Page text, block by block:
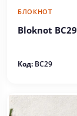
БЛОКНОТ
Bloknot BC29
Код: BC29